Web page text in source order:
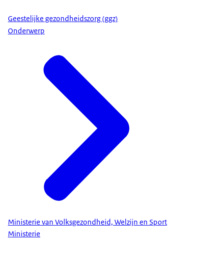
Geestelijke gezondheidszorg (ggz)
Onderwerp
Ministerie van Volksgezondheid, Welzijn en Sport
Ministerie